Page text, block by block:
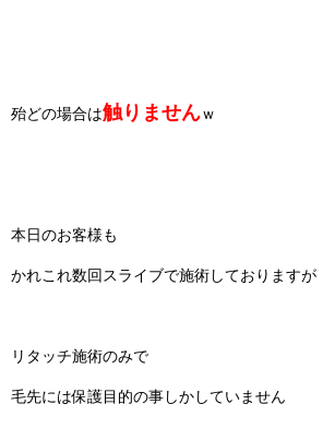
殆どの場合は触りませんｗ
本日のお客様も
かれこれ数回スライブで施術しておりますが
リタッチ施術のみで
毛先には保護目的の事しかしていません